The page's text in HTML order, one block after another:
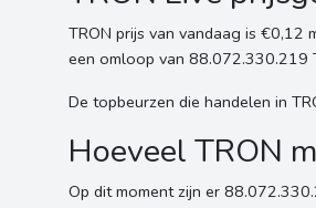
TRON prijs van vandaag is
een omloop van 88.072.330.219
De topbeurzen die handelen in
Hoeveel TRON
Op dit moment zijn er